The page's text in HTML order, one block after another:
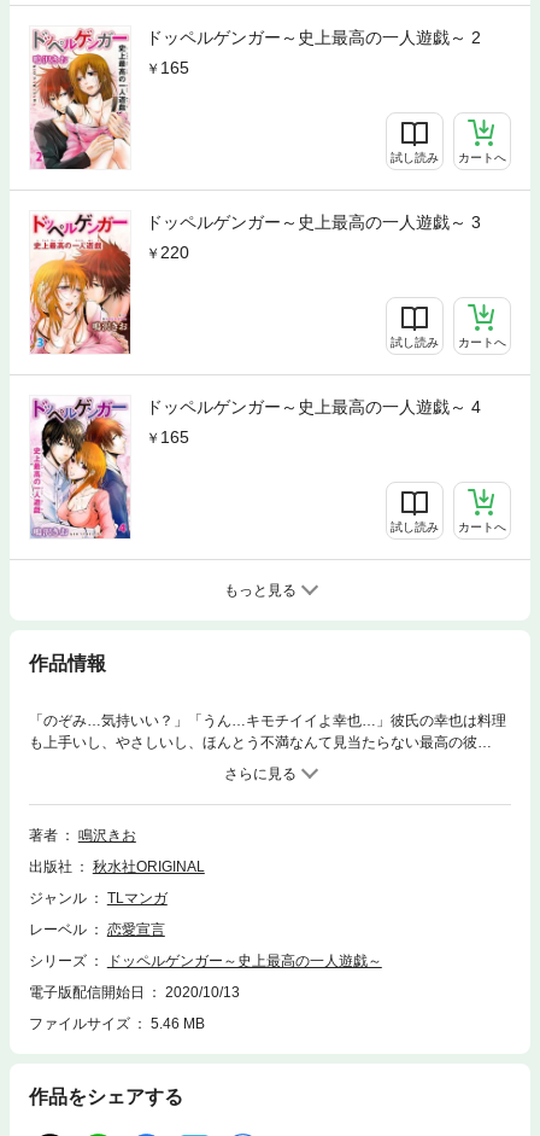
ドッペルゲンガー～史上最高の一人遊戯～ 2
165
試し読み カートへ
ドッペルゲンガー～史上最高の一人遊戯～ 3
220
試し読み カートへ
ドッペルゲンガー～史上最高の一人遊戯～ 4
165
試し読み カートへ
もっと見る
作品情報
「のぞみ…気持いい？」「うん…キモチイイよ幸也…」彼氏の幸也は料理
も上手いし、やさしいし、ほんとう不満なんて見当たらない最高の彼
氏…！ 不満なんて…ない……。だが、のぞみにはひとつだけ悩みがあっ
た。それはこんなに大好きな幸也とのHでイケないこと―。カラダの相性
は決して悪くないのに、なんでイケないの…？そんなある日、のぞみの前
にもうひとりの『のぞみ』が現れる。同じ顔・同じ名まえ・同じ記憶を持
のもとに幸也がやってきて、のぞみは『のぞみ』をクローゼットに匿う。
のぞみと幸也のHを覗き見た男の『のぞみ』は―!?
著者
鳴沢きお
出版社
秋水社ORIGINAL
ジャンル
TLマンガ
レーベル
恋愛宣言
シリーズ
ドッペルゲンガー～史上最高の一人遊戯～
電子版配信開始日
2020/10/13
ファイルサイズ
5.46 MB
作品をシェアする